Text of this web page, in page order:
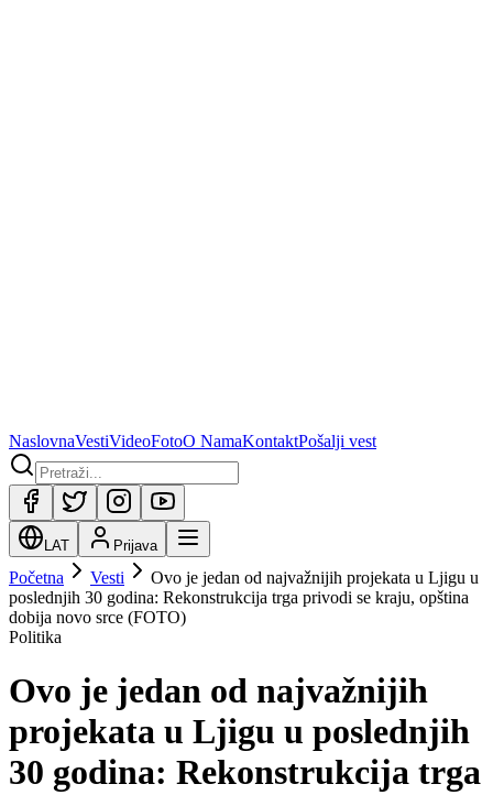
NaslovnaVestiVideoFotoO NamaKontaktPošalji vest
LAT Prijava
Početna Vesti
Ovo je jedan od najvažnijih projekata u Ljigu u
poslednjih 30 godina: Rekonstrukcija trga privodi se kraju, opština
dobija novo srce (FOTO)
Politika
Ovo je jedan od najvažnijih
projekata u Ljigu u poslednjih
30 godina: Rekonstrukcija trga